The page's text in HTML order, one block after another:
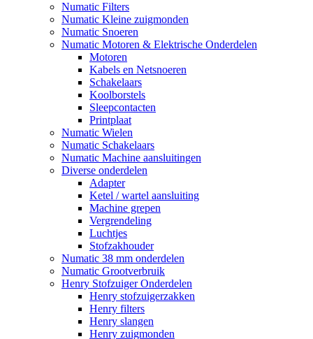
Numatic Filters
Numatic Kleine zuigmonden
Numatic Snoeren
Numatic Motoren & Elektrische Onderdelen
Motoren
Kabels en Netsnoeren
Schakelaars
Koolborstels
Sleepcontacten
Printplaat
Numatic Wielen
Numatic Schakelaars
Numatic Machine aansluitingen
Diverse onderdelen
Adapter
Ketel / wartel aansluiting
Machine grepen
Vergrendeling
Luchtjes
Stofzakhouder
Numatic 38 mm onderdelen
Numatic Grootverbruik
Henry Stofzuiger Onderdelen
Henry stofzuigerzakken
Henry filters
Henry slangen
Henry zuigmonden